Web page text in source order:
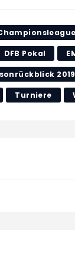
DFB Pokal
Turniere